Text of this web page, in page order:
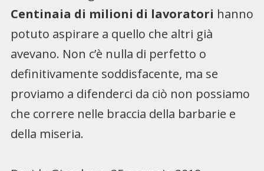
Centinaia di milioni di lavoratori hanno
potuto aspirare a quello che altri già
avevano. Non c’è nulla di perfetto o
definitivamente soddisfacente, ma se
proviamo a difenderci da ciò non possiamo
che correre nelle braccia della barbarie e
della miseria.